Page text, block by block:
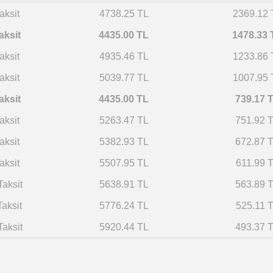
4738.25 TL 2369.12
4435.00 TL 1478.33
4935.46 TL 1233.86
5039.77 TL 1007.95
4435.00 TL 739.17
5263.47 TL 751.92
5382.93 TL 672.87
5507.95 TL 611.99 TL
5638.91 TL 563.89
5776.24 TL 525.11 TL
5920.44 TL 493.37